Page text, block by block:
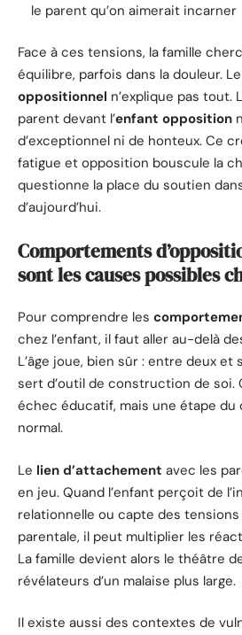
le parent qu’on aimerait incarner
Face à ces tensions, la famille
équilibre, parfois dans la douleur. Le
oppositionnel n’explique pas tout.
parent devant l’enfant opposition
d’exceptionnel ni de honteux. Ce
fatigue et opposition bouscule la
questionne la place du soutien
d’aujourd’hui.
Comportements
sont les causes possibles
Pour comprendre les
chez l’enfant, il faut aller au-delà
L’âge joue, bien sûr : entre deux et
sert d’outil de construction de soi.
échec éducatif, mais une étape du
normal.
Le lien d’attachement avec les
en jeu. Quand l’enfant perçoit de
relationnelle ou capte des tensions
parentale, il peut multiplier les
La famille devient alors le théâtre
révélateurs d’un malaise plus large.
Il existe aussi des contextes de